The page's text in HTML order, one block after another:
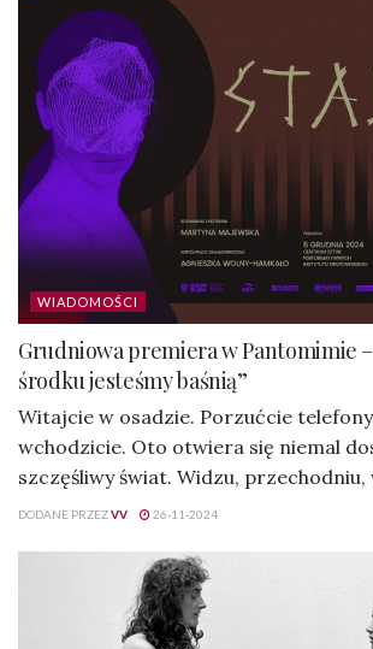
WIADOMOŚCI
Grudniowa premiera w Pantomimie –
środku jesteśmy baśnią”
Witajcie w osadzie. Porzućcie
wchodzicie. Oto otwiera się niemal
szczęśliwy świat. Widzu, przechodniu,
DODANE PRZEZVV 26-11-2024